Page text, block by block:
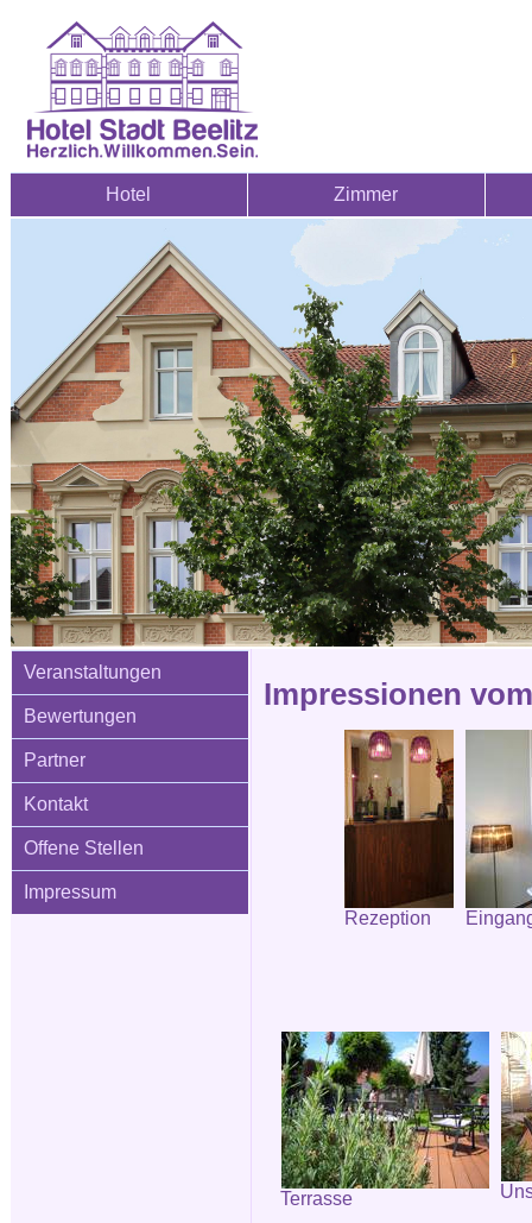
Hotel Zimmer
Veranstaltungen
Bewertungen
Partner
Kontakt
Offene Stellen
Impressum
Impressionen
Rezeption
Terrasse